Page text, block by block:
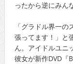
ったから逆にみん
「グラドル界一
張ってます！」と
ん。アイドルユニ
彼女が新作DVD『